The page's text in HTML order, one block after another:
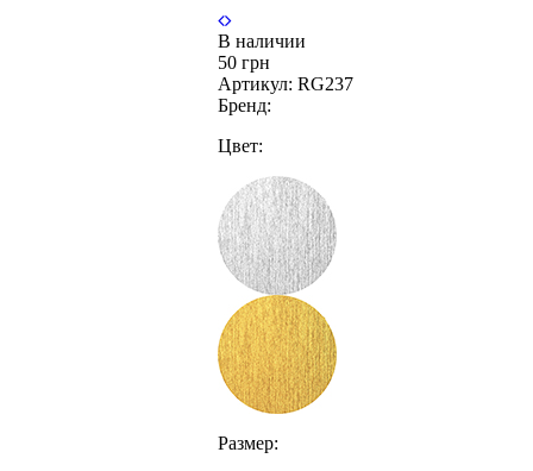
В наличии
50 грн
Артикул: RG237
Бренд:
Цвет:
Размер: